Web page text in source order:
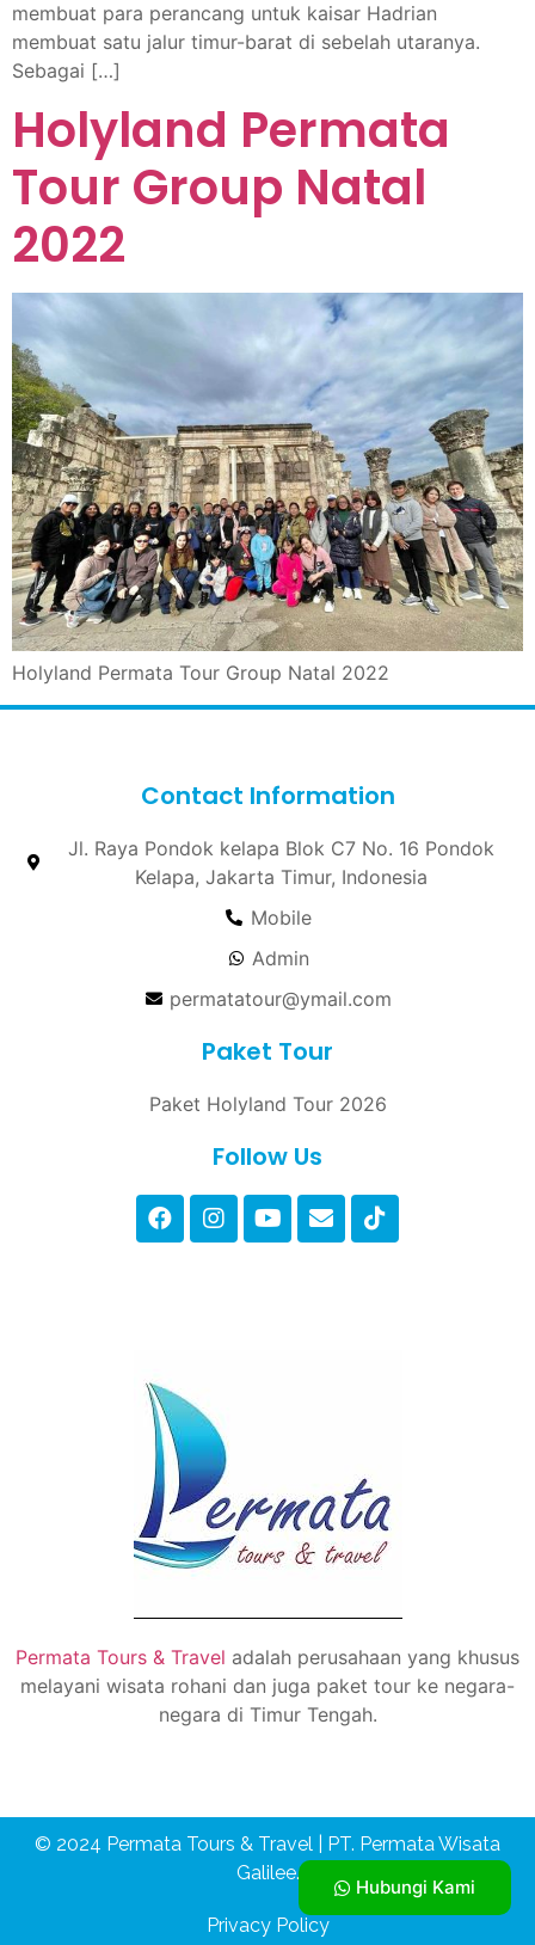
membuat para perancang untuk kaisar Hadrian
membuat satu jalur timur-barat di sebelah utaranya.
Sebagai […]
Holyland Permata
Tour Group Natal
2022
Holyland Permata Tour Group Natal 2022
Contact Information
Jl. Raya Pondok kelapa Blok C7 No. 16 Pondok
Kelapa, Jakarta Timur, Indonesia
Mobile
Admin
permatatour@ymail.com
Paket Tour
Paket Holyland Tour 2026
Follow Us
Hubungi Kami
Permata Tours & Travel adalah perusahaan yang khusus
melayani wisata rohani dan juga paket tour ke negara-
negara di Timur Tengah.
© 2024 Permata Tours & Travel | PT. Permata Wisata
Galilee.
Privacy Policy